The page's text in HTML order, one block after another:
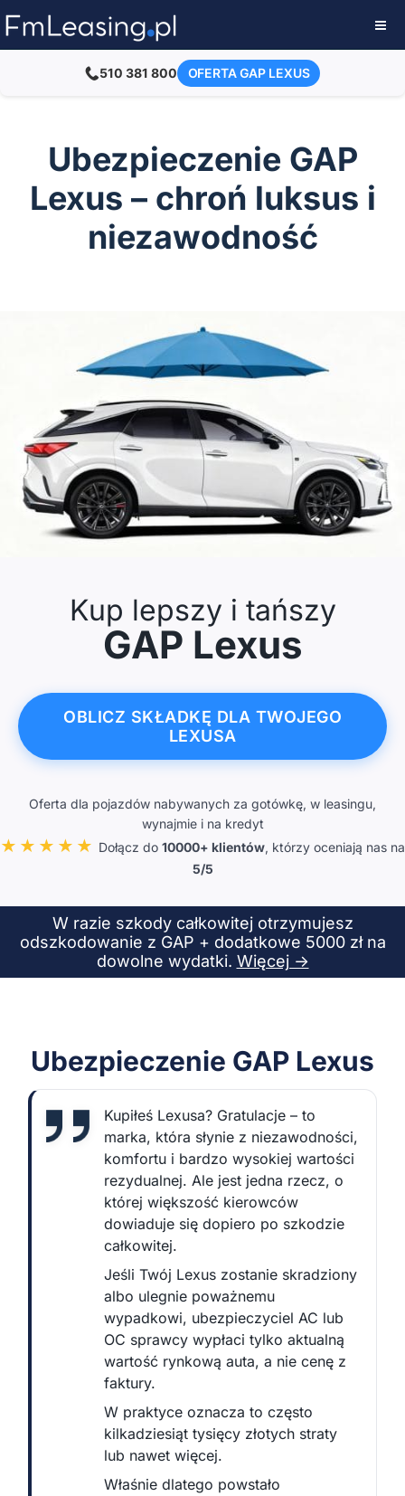
510 381 800 OFERTA GAP LEXUS
Ubezpieczenie GAP
Lexus – chroń luksus i
niezawodność
Kup lepszy i tańszy
GAP Lexus
OBLICZ SKŁADKĘ DLA TWOJEGO
LEXUSA
Oferta dla pojazdów nabywanych za gotówkę, w leasingu,
wynajmie i na kredyt
★★★★★ Dołącz do 10000+ klientów, którzy oceniają nas na
5/5
W razie szkody całkowitej otrzymujesz
odszkodowanie z GAP + dodatkowe 5000 zł na
dowolne wydatki. Więcej →
Ubezpieczenie GAP Lexus
Kupiłeś Lexusa? Gratulacje – to
marka, która słynie z niezawodności,
komfortu i bardzo wysokiej wartości
rezydualnej. Ale jest jedna rzecz, o
której większość kierowców
dowiaduje się dopiero po szkodzie
całkowitej.
Jeśli Twój Lexus zostanie skradziony
albo ulegnie poważnemu
wypadkowi, ubezpieczyciel AC lub
OC sprawcy wypłaci tylko aktualną
wartość rynkową auta, a nie cenę z
faktury.
W praktyce oznacza to często
kilkadziesiąt tysięcy złotych straty
lub nawet więcej.
Właśnie dlatego powstało